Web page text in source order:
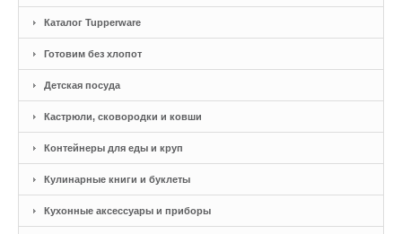
Каталог Tupperware
Готовим без хлопот
Детская посуда
Кастрюли, сковородки и ковши
Контейнеры для еды и круп
Кулинарные книги и буклеты
Кухонные аксессуары и приборы